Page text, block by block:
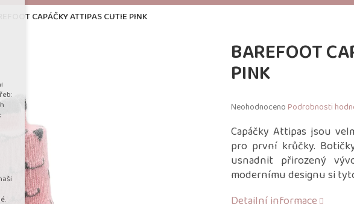
CAPÁČKY ATTIPAS CUTIE PINK
BAREFOOT
PINK
Průměrné
produktu
je
0,0
z
5
NeohodnocenoPodrobnosti
Capáčky Attipas jsou
pro první krůčky.
usnadnit přirozený
modernímu designu si